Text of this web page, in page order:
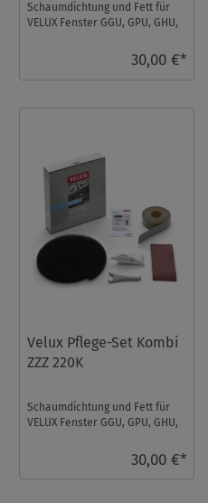
Schaumdichtung und Fett für
VELUX Fenster GGU, GPU, GHU,
30,00 €*
Velux Pflege-Set Kombi
ZZZ 220K
Schaumdichtung und Fett für
VELUX Fenster GGU, GPU, GHU,
30,00 €*